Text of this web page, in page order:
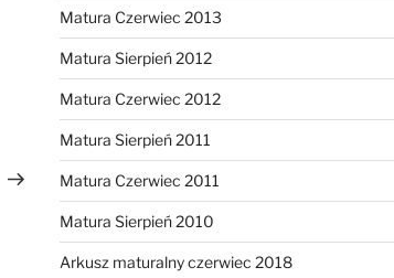
Następny
Matura Czerwiec 2013
Matura Sierpień 2012
Matura Czerwiec 2012
Matura Sierpień 2011
Matura Czerwiec 2011
Matura Sierpień 2010
Arkusz maturalny czerwiec 2018